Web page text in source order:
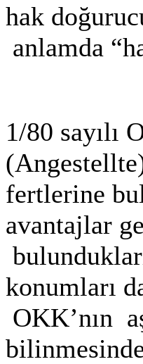
hak
anlamda
1/80 sayılı
fertlerine
avantajlar
konumları
OKK’nın